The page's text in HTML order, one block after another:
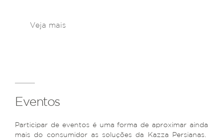
Veja mais
Eventos
Participar de eventos é uma forma de aproximar ainda
mais do consumidor as soluções da Kazza Persianas.